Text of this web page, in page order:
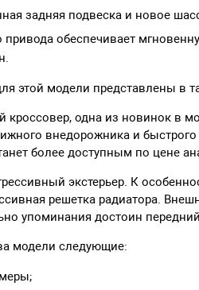
задняя подвеска и новое
привода обеспечивает
этой модели представлены в
кроссовер, одна из новинок в
внедорожника и
более доступным по цене
экстерьер. К
решетка радиатора.
упоминания достоин
модели следующие: